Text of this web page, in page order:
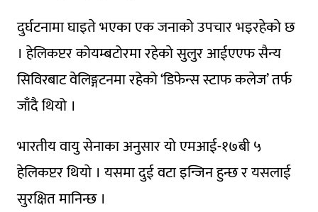
दुर्घटनामा घाइते भएका एक जनाकाे उपचार भइरहेकाे छ
। हेलिकप्टर कोयम्बटोरमा रहेकाे सुलुर आईएएफ सैन्य
सिविरबाट वेलिङ्गटनमा रहेकाे ‘डिफेन्स स्टाफ कलेज’ तर्फ
जाँदै थियो ।
भारतीय वायु सेनाका अनुसार याे एमआई-१७बी ५
हेलिकप्टर थियाे । यसमा दुई वटा इन्जिन हुन्छ र यसलाई
सुरक्षित मानिन्छ ।